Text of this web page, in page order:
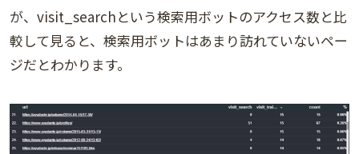
が、visit_searchという検索用ボットのアクセス数と比
較して見ると、検索用ボットはあまり訪れていないペー
ジだとわかります。